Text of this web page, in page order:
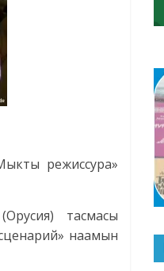
режиссура»
тасмасы
наамын